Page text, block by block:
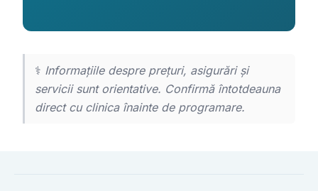
⚕️ Informațiile despre prețuri, asigurări și
servicii sunt orientative. Confirmă întotdeauna
direct cu clinica înainte de programare.